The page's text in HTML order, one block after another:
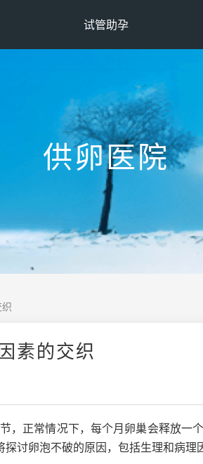
试管助孕
供卵医院
素的交织
，正常情况下，每个月卵巢会释放一
讨卵泡不破的原因，包括生理和病理